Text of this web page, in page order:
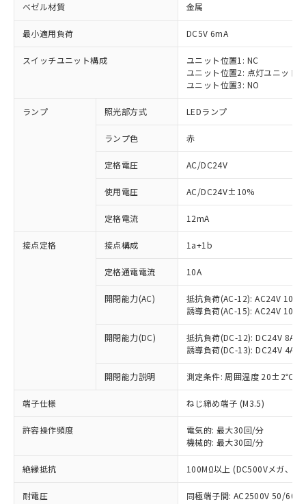
ベゼル材質 金属
最小適用負荷 DC5V 6mA
スイッチユニット構成
ユニット位置1: NC
ユニット位置2: 点灯ユニット
ユニット位置3: NO
ランプ 照光部方式 LEDランプ
ランプ色 赤
定格電圧 AC/DC24V
使用電圧 AC/DC24V±10%
定格電流 12mA
接点定格 接点構成 1a+1b
定格通電電流 10A
開閉能力(AC)
抵抗負荷(AC-12): AC24V 10A/
誘導負荷(AC-15): AC24V
開閉能力(DC)
抵抗負荷(DC-12): DC24V 8A/
誘導負荷(DC-13): DC24V 4A/
開閉能力説明 測定条件: 周囲温度 20±2℃、
端子仕様 ねじ締め端子 (M3.5)
許容操作頻度
電気的: 最大30回/分
機械的: 最大30回/分
絶縁抵抗 100MΩ以上 (DC500Vメガ、点
耐電圧
同極端子間: AC2500V 50/
ご利用条件
以下の条件をお読みいただき、同意のうえ
ご利用ください。
本サービスは、当社制御機器事業取扱
商品の当社在庫状況および標準価格
(税抜)を提供させていただくもので
当社制御機器事業取扱商品の中には、
本サービスの対象外となる商品もある
対応済み：EU RoHS指令（10物質）の
非含有に対応した製品が提供可能な商品で
対応予定：EU RoHS指令（10物質）の非含
有に対応した製品に切り替える予定のある
対応予定なし：EU RoHS指令（10物質）の
非含有に非対応の商品で、対応品を出す予
定はありません。
調査・確認中：EU RoHS指令（10物質）の
非含有の対応状況を調査中または確認中の
害物質有無と関係のない商品です。
仕入先様の事情により、非含有部品として
※1 中国RoHS○×表
「○」：最大均質材料含有率が中国RoHSの
基準値以下であることを示します。